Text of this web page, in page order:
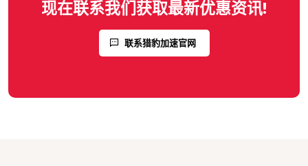
现在联系我们获取最新优惠资讯!
联系猎豹加速官网